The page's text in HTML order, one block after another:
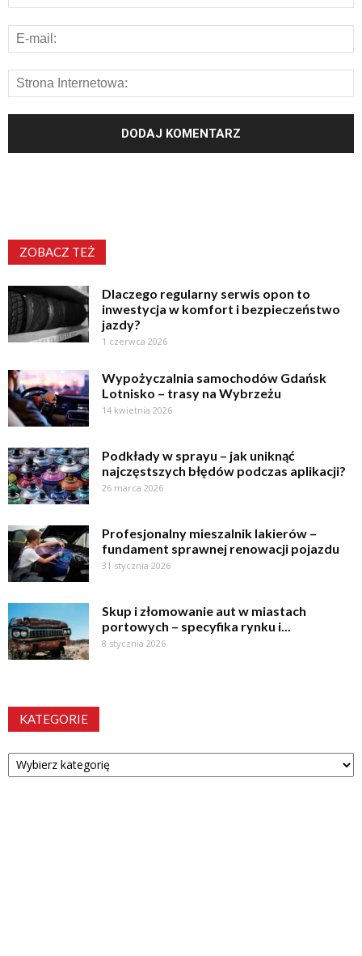
ZOBACZ TEŻ
Dlaczego regularny serwis opon to
inwestycja w komfort i bezpieczeństwo
jazdy?
1 czerwca 2026
Wypożyczalnia samochodów Gdańsk
Lotnisko – trasy na Wybrzeżu
14 kwietnia 2026
Podkłady w sprayu – jak uniknąć
najczęstszych błędów podczas aplikacji?
26 marca 2026
Profesjonalny mieszalnik lakierów –
fundament sprawnej renowacji pojazdu
31 stycznia 2026
Skup i złomowanie aut w miastach
portowych – specyfika rynku i...
8 stycznia 2026
KATEGORIE
Kategorie